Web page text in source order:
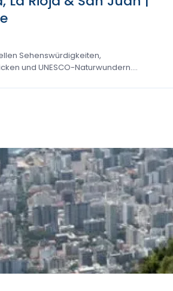
Sehenswürdigkeiten,
und UNESCO-Naturwundern....